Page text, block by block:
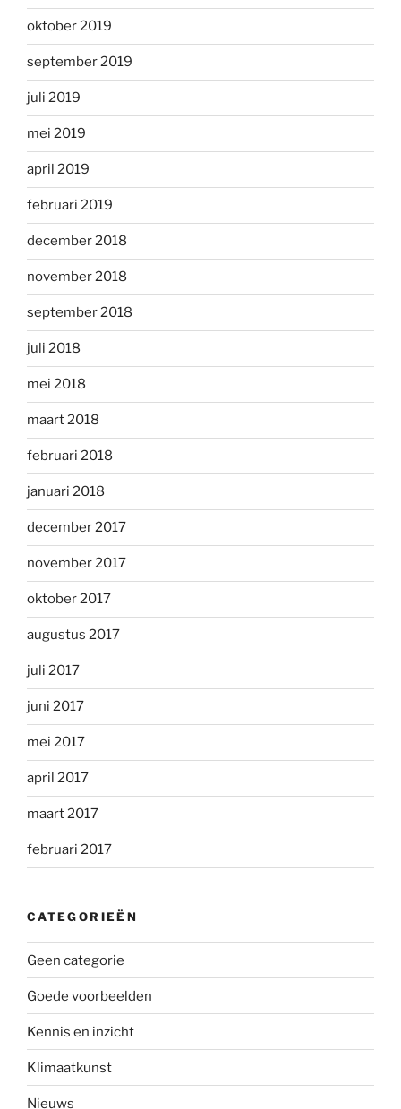
oktober 2019
september 2019
juli 2019
mei 2019
april 2019
februari 2019
december 2018
november 2018
september 2018
juli 2018
mei 2018
maart 2018
februari 2018
januari 2018
december 2017
november 2017
oktober 2017
augustus 2017
juli 2017
juni 2017
mei 2017
april 2017
maart 2017
februari 2017
CATEGORIEËN
Geen categorie
Goede voorbeelden
Kennis en inzicht
Klimaatkunst
Nieuws